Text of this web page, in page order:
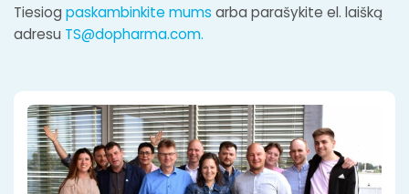
Tiesiog paskambinkite mums arba parašykite el. laišką
adresu TS@dopharma.com.